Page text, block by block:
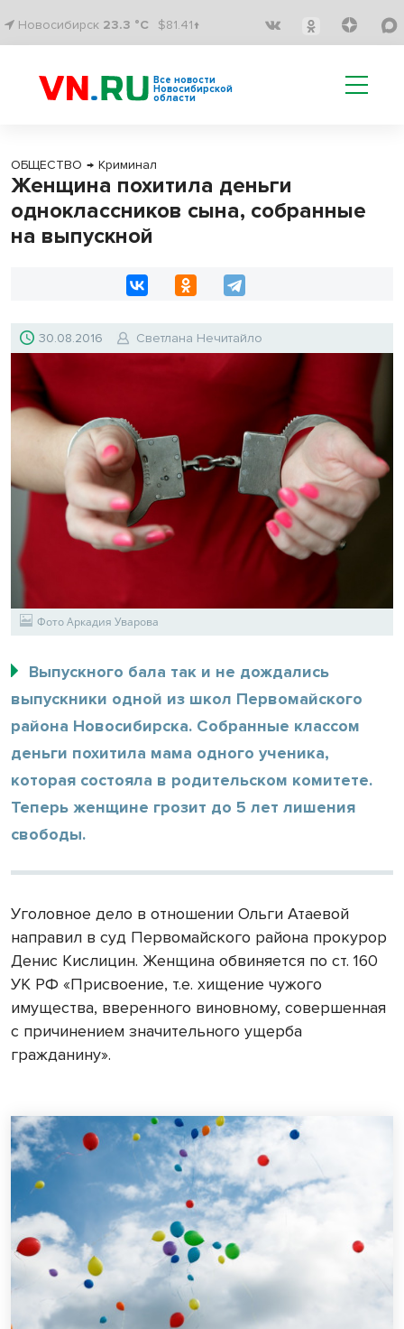
Новосибирск 23.3 °C $81.41↑
Все новости
Новосибирской
области
ОБЩЕСТВО → Криминал
Женщина похитила деньги
одноклассников сына, собранные
на выпускной
30.08.2016 Светлана Нечитайло
Фото Аркадия Уварова
Выпускного бала так и не дождались
выпускники одной из школ Первомайского
района Новосибирска. Собранные классом
деньги похитила мама одного ученика,
которая состояла в родительском комитете.
Теперь женщине грозит до 5 лет лишения
свободы.
Уголовное дело в отношении Ольги Атаевой
направил в суд Первомайского района прокурор
Денис Кислицин. Женщина обвиняется по ст. 160
УК РФ «Присвоение, т.е. хищение чужого
имущества, вверенного виновному, совершенная
с причинением значительного ущерба
гражданину».